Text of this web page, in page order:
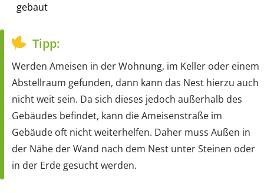
gebaut
Tipp:
Werden Ameisen in der Wohnung, im Keller oder einem
Abstellraum gefunden, dann kann das Nest hierzu auch
nicht weit sein. Da sich dieses jedoch außerhalb des
Gebäudes befindet, kann die Ameisenstraße im
Gebäude oft nicht weiterhelfen. Daher muss Außen in
der Nähe der Wand nach dem Nest unter Steinen oder
in der Erde gesucht werden.